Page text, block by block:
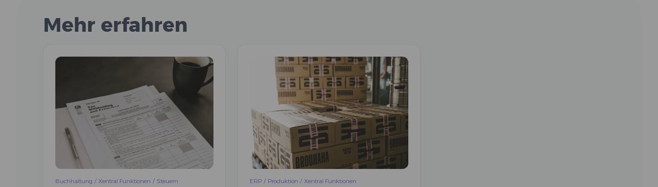
Mehr erfahren
Buchhaltung / Xentral Funktionen / Steuern ERP / Produktion / Xentral Funktionen